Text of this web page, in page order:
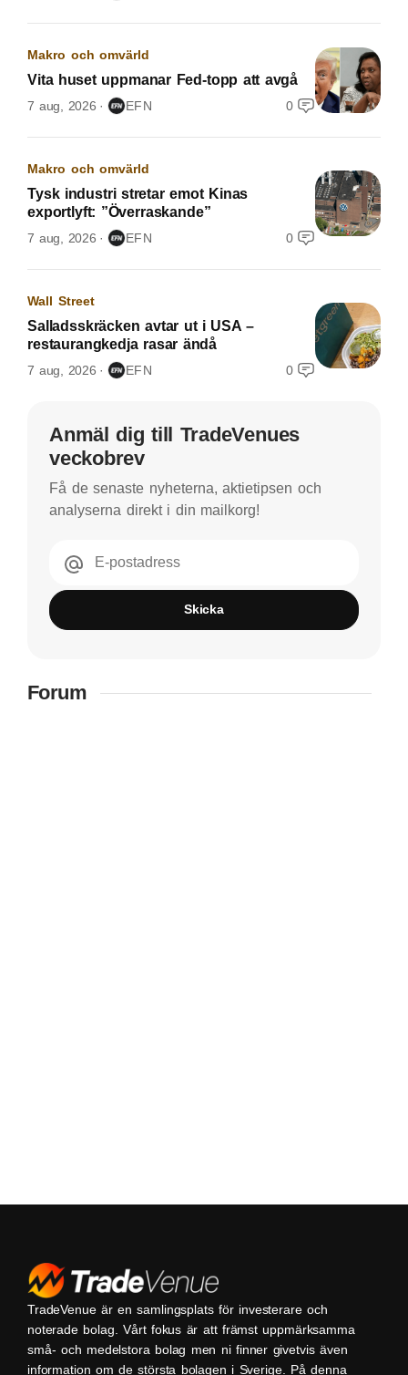
Makro och omvärld
Vita huset uppmanar Fed-topp att avgå
7 aug, 2026 EFN 0
Makro och omvärld
Tysk industri stretar emot Kinas
exportlyft: ”Överraskande”
7 aug, 2026 EFN 0
Wall Street
Salladsskräcken avtar ut i USA –
restaurangkedja rasar ändå
7 aug, 2026 EFN 0
Anmäl dig till TradeVenues
veckobrev
Få de senaste nyheterna, aktietipsen och
analyserna direkt i din mailkorg!
E-postadress
Skicka
Forum
TradeVenue är en samlingsplats för investerare och
noterade bolag. Vårt fokus är att främst uppmärksamma
små- och medelstora bolag men ni finner givetvis även
information om de största bolagen i Sverige. På denna